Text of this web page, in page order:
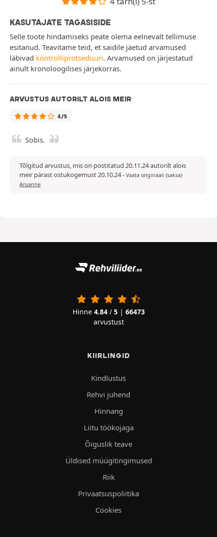
KASUTAJATE TAGASISIDE
Selle toote hindamiseks peate olema eelnevalt tellimuse
esitanud. Teavitame teid, et saidile jäetud arvamused
läbivad kontrolliprotseduuri. Arvamused on järjestatud
ainult kronoloogilises järjekorras.
ARVUSTUS AUTORILT ALOIS MEIR
4/5
Sobis.
Tõlgitud arvustus, mis on postitatud 20.11.24 autorilt alois
meir pärast ostukogemust 20.10.24- Vaata originaali (saksa)
Aruanne
Hinne 4.84/ 5| 66473
arvustust
KIIRLINGID
Kindlustus
Rehvi juhend
Hinnang
Liitu töökojaga
Õiguslik teave
Üldised müügitingimused
Riik
Privaatsuspoliitika
Cookies